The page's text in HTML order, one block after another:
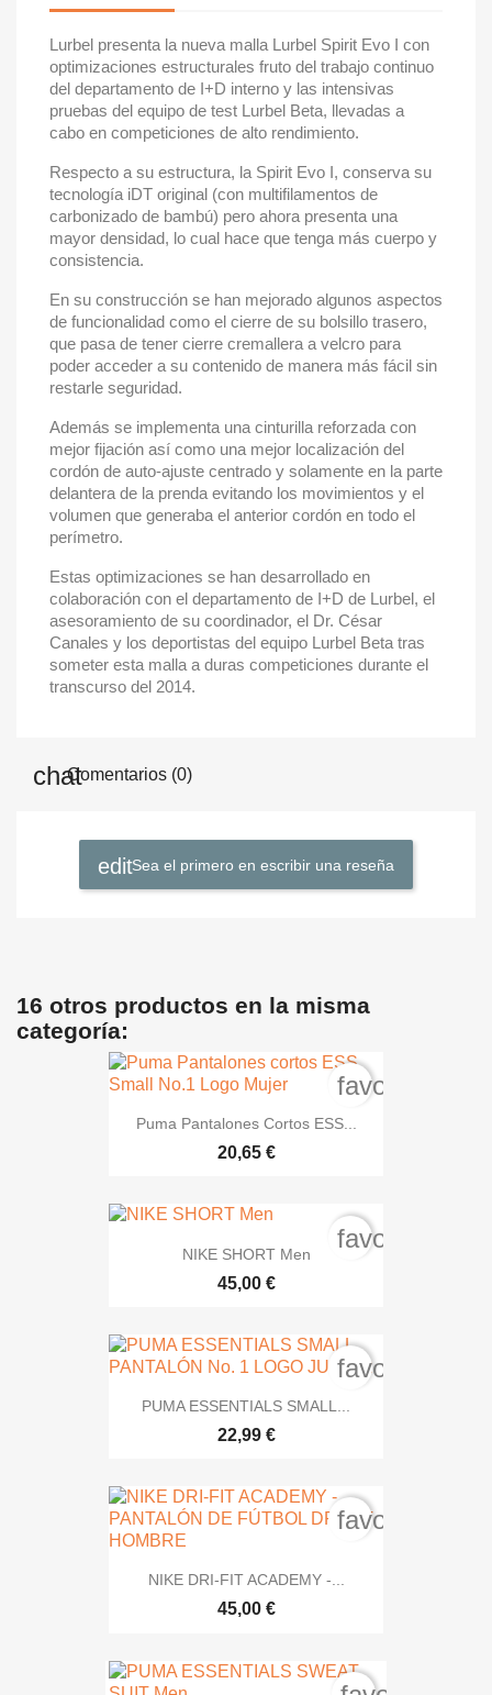
Lurbel presenta la nueva malla Lurbel Spirit Evo I con
optimizaciones estructurales fruto del trabajo continuo
del departamento de I+D interno y las intensivas
pruebas del equipo de test Lurbel Beta, llevadas a
cabo en competiciones de alto rendimiento.
Respecto a su estructura, la Spirit Evo I, conserva su
tecnología iDT original (con multifilamentos de
carbonizado de bambú) pero ahora presenta una
mayor densidad, lo cual hace que tenga más cuerpo y
consistencia.
En su construcción se han mejorado algunos aspectos
de funcionalidad como el cierre de su bolsillo trasero,
que pasa de tener cierre cremallera a velcro para
poder acceder a su contenido de manera más fácil sin
restarle seguridad.
Además se implementa una cinturilla reforzada con
mejor fijación así como una mejor localización del
cordón de auto-ajuste centrado y solamente en la parte
delantera de la prenda evitando los movimientos y el
volumen que generaba el anterior cordón en todo el
perímetro.
Estas optimizaciones se han desarrollado en
colaboración con el departamento de I+D de Lurbel, el
asesoramiento de su coordinador, el Dr. César
Canales y los deportistas del equipo Lurbel Beta tras
someter esta malla a duras competiciones durante el
transcurso del 2014.
Comentarios (0)
Sea el primero en escribir una reseña
16 otros productos en la misma
categoría:
Puma Pantalones Cortos ESS...
20,65 €
NIKE SHORT Men
45,00 €
PUMA ESSENTIALS SMALL...
22,99 €
NIKE DRI-FIT ACADEMY -...
45,00 €